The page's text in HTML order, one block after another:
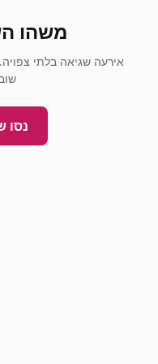
משהו
אירעה שגיאה בלתי
נסו